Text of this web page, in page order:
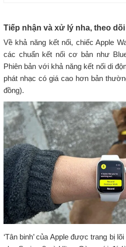
Tiếp nhận và xử lý nha, theo
Về khả năng kết nối, chiếc Apple
các chuẩn kết nối cơ bản như
Phiên bản với khả năng kết nối di
phát nhạc có giá cao hơn bản
đồng).
‘Tân binh’ của Apple được trang bị